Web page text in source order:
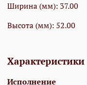
Ширина (мм): 37.00
Высота (мм): 52.00
Характеристики
Исполнение